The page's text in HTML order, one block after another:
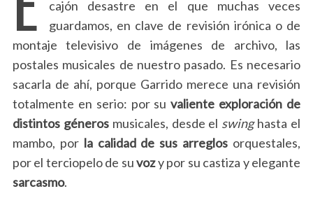
cajón desastre en el que muchas veces
guardamos, en clave de revisión irónica o de
montaje televisivo de imágenes de archivo, las
postales musicales de nuestro pasado. Es necesario
sacarla de ahí, porque Garrido merece una revisión
totalmente en serio: por suvaliente exploración de
distintos génerosmusicales, desde el swinghasta el
mambo, por la calidad de sus arreglos orquestales,
por el terciopelo de suvozy por su castiza y elegante
sarcasmo.